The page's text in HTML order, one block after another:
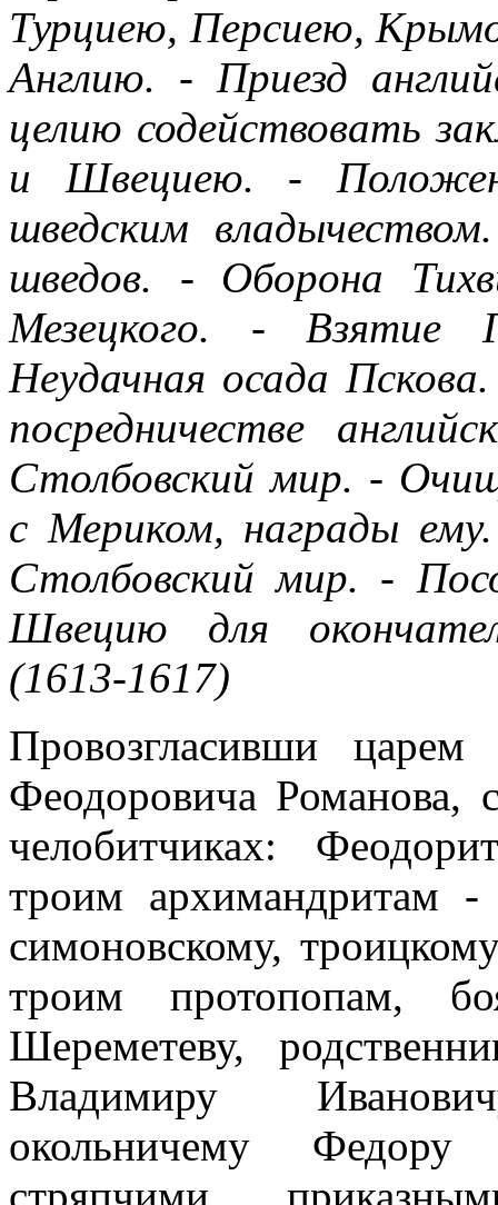
Турциею, Персиею,
Англию. - Приезд
целию содействовать
и Швециею. -
шведским
шведов. - Оборона
Мезецкого. - Взятие
Неудачная осада
посредничестве
Столбовский мир. -
с Мериком, награды
Столбовский мир. -
Швецию для
(1613-1617)
Провозгласивши царем
Феодоровича Романова,
челобитчиках:
троим архимандритам -
симоновскому,
троим протопопам,
Шереметеву,
Владимиру
окольничему